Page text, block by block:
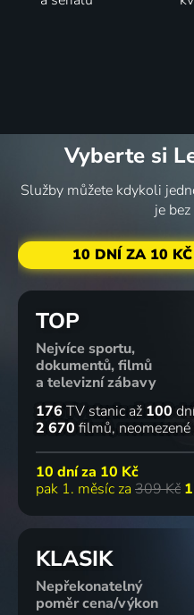
Vyberte si
Služby můžete kdykoli
je
10 DNÍ ZA 10
TOP
Nejvíce sportu,
dokumentů, filmů
a televizní zábavy
176 TV stanic až 100
2 670 filmů
10 dní za 10 Kč
pak 1. měsíc za 309 Kč
KLASIK
Nepřekonatelný
poměr cena/výkon